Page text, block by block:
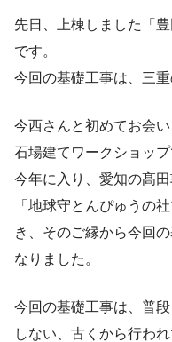
先日、上棟しました「
です。
今回の基礎工事は、三
今西さんと初めてお会
石場建てワークショップ
今年に入り、愛知の髙
「地球守とんぴゅうの
き、そのご縁から今回
なりました。
今回の基礎工事は、普
しない、古くから行わ